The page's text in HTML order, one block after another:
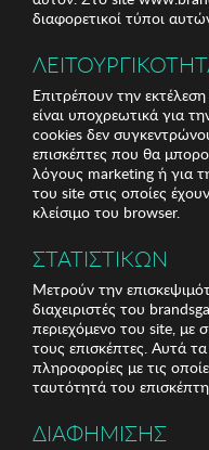
διαφορετικοί τύποι
Επιτρέπουν την
είναι υποχρεωτικά για
cookies δεν
επισκέπτες που θα
λόγους marketing ή για
του site στις οποίες
κλείσιμο του browser.
ΣΤΑΤΙΣΤΙΚΩΝ
Μετρούν την
διαχειριστές του
περιεχόμενο του site, με
τους επισκέπτες. Αυτά
πληροφορίες με τις
ταυτότητά του
ΔΙΑΦΗΜΙΣΗΣ